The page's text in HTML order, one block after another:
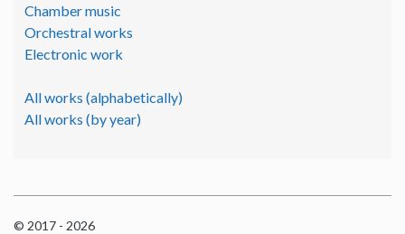
Chamber music
Orchestral works
Electronic work
All works (alphabetically)
All works (by year)
© 2017 - 2026